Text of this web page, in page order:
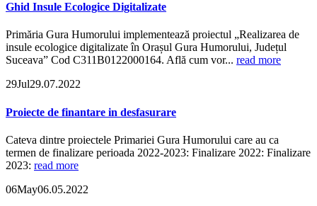
Ghid Insule Ecologice Digitalizate
Primăria Gura Humorului implementează proiectul „Realizarea de
insule ecologice digitalizate în Orașul Gura Humorului, Județul
Suceava” Cod C311B0122000164. Află cum vor... read more
29Jul29.07.2022
Proiecte de finantare in desfasurare
Cateva dintre proiectele Primariei Gura Humorului care au ca
termen de finalizare perioada 2022-2023: Finalizare 2022: Finalizare
2023: read more
06May06.05.2022